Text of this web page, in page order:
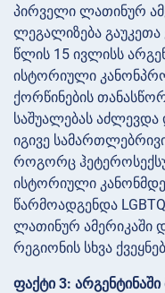
პირველი ლათინურ
ლეგალიზება გაუკეთა
წლის 15 ივლისს
ისტორიული
ქორწინების
საშუალებას
იგივე
როგორც
ისტორიული
წარმოადგენდა
ლათინურ ამერიკაში
რეგიონის სხვა
ფაქტი 3: